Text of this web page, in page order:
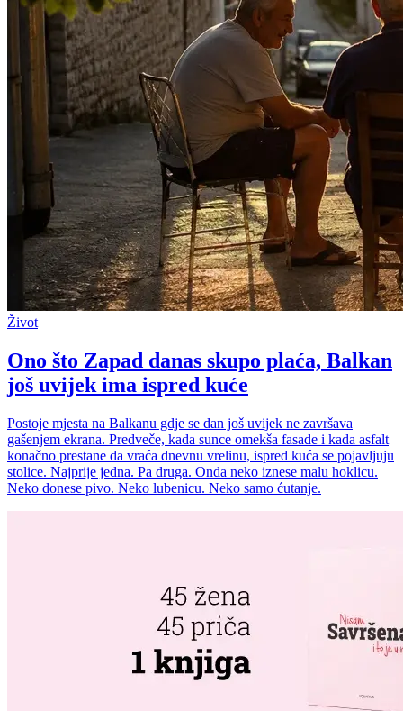
Život
Ono što Zapad danas skupo plaća, Balkan
još uvijek ima ispred kuće
Postoje mjesta na Balkanu gdje se dan još uvijek ne završava
gašenjem ekrana. Predveče, kada sunce omekša fasade i kada asfalt
konačno prestane da vraća dnevnu vrelinu, ispred kuća se pojavljuju
stolice. Najprije jedna. Pa druga. Onda neko iznese malu hoklicu.
Neko donese pivo. Neko lubenicu. Neko samo ćutanje.